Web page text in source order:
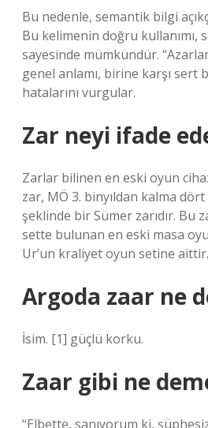
Bu nedenle, semantik bilgi
Bu kelimenin doğru kullanımı,
sayesinde mümkündür.
genel anlamı, birine karşı sert
hatalarını vurgular.
Zar neyi ifade
Zarlar bilinen en eski oyun
zar, MÖ 3. binyıldan kalma
şeklinde bir Sümer zarıdır. Bu
sette bulunan en eski masa
Ur’un kraliyet oyun setine aittir.
Argoda zaar ne
İsim. [1] güçlü korku.
Zaar gibi ne
“Elbette, sanıyorum ki,